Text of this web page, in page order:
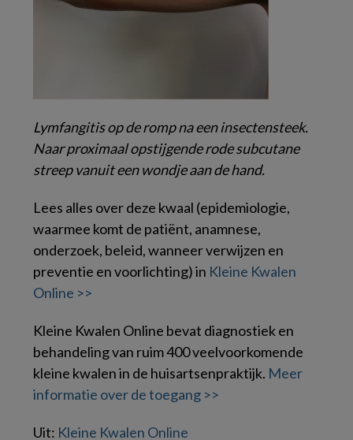
Lymfangitis op de romp na een insectensteek.
Naar proximaal opstijgende rode subcutane
streep vanuit een wondje aan de hand.
Lees alles over deze kwaal (epidemiologie,
waarmee komt de patiënt, anamnese,
onderzoek, beleid, wanneer verwijzen en
preventie en voorlichting) in Kleine Kwalen
Online >>
Kleine Kwalen Online bevat diagnostiek en
behandeling van ruim 400 veelvoorkomende
kleine kwalen in de huisartsenpraktijk. Meer
informatie over de toegang >>
Uit: Kleine Kwalen Online